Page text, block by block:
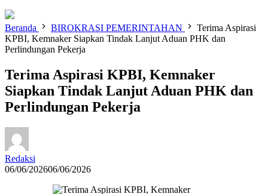
Beranda BIROKRASI PEMERINTAHAN
Terima Aspirasi
KPBI, Kemnaker Siapkan Tindak Lanjut Aduan PHK dan
Perlindungan Pekerja
Terima Aspirasi KPBI, Kemnaker
Siapkan Tindak Lanjut Aduan PHK dan
Perlindungan Pekerja
Redaksi
06/06/202606/06/2026